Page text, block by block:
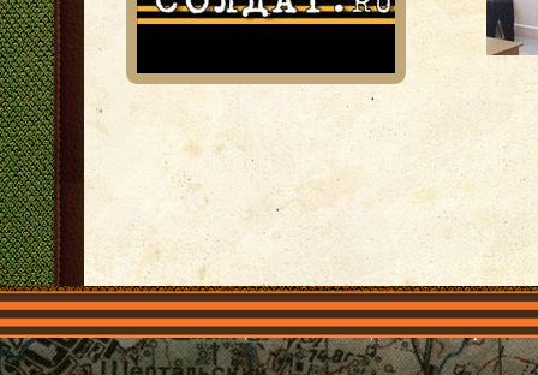
Главная Имена Общественные объединения Проекты